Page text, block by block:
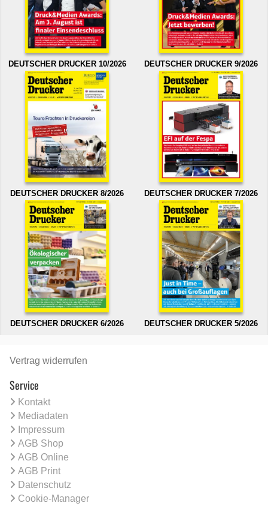
DEUTSCHER DRUCKER 10/2026 DEUTSCHER DRUCKER 9/2026
DEUTSCHER DRUCKER 8/2026 DEUTSCHER DRUCKER 7/2026
DEUTSCHER DRUCKER 6/2026 DEUTSCHER DRUCKER 5/2026
Vertrag widerrufen
Service
Kontakt
Mediadaten
Impressum
AGB Shop
AGB Online
AGB Print
Datenschutz
Cookie-Manager